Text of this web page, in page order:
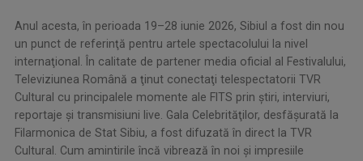
Anul acesta, în perioada 19–28 iunie 2026, Sibiul a fost din nou
un punct de referinţă pentru artele spectacolului la nivel
internaţional. În calitate de partener media oficial al Festivalului,
Televiziunea Română a ţinut conectaţi telespectatorii TVR
Cultural cu principalele momente ale FITS prin ştiri, interviuri,
reportaje şi transmisiuni live. Gala Celebrităţilor, desfăşurată la
Filarmonica de Stat Sibiu, a fost difuzată în direct la TVR
Cultural. Cum amintirile încă vibrează în noi şi impresiile